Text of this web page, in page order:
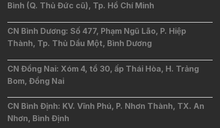
Bình (Q. Thủ Đức cũ), Tp. Hồ Chí Minh
CN Bình Dương: Số 477, Phạm Ngũ Lão, P. Hiệp
Thành, Tp. Thủ Dầu Một, Bình Dương
CN Đồng Nai: Xóm 4, tổ 30, ấp Thái Hòa, H. Trảng
Bom, Đồng Nai
CN Bình Định: KV. Vĩnh Phú, P. Nhơn Thành, TX. An
Nhơn, Bình Định